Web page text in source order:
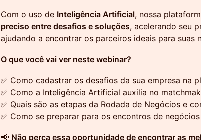
Com o uso de Inteligência Artificial, nossa
preciso entre desafios e soluções, acelerando seu
ajudando a encontrar os parceiros ideais para suas
O que você vai ver neste webinar?
✅ Como cadastrar os desafios da sua empresa na
✅ Como a Inteligência Artificial auxilia no
✅ Quais são as etapas da Rodada de Negócios e
✅ Como se preparar para os encontros de negócios
📢 Não perca essa oportunidade de encontrar as